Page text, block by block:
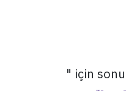
" için